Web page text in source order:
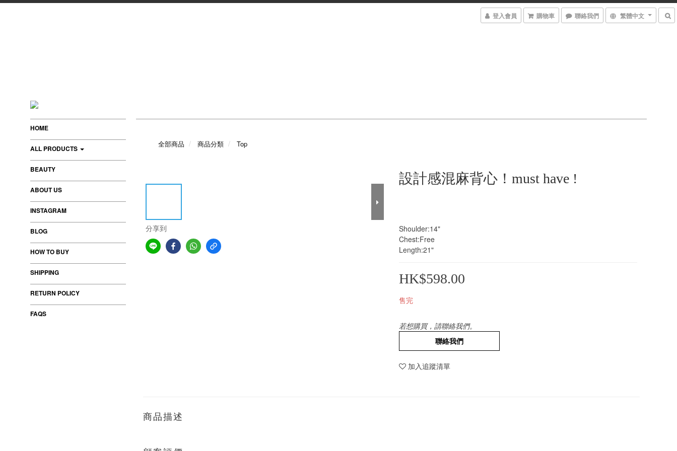
登入會員 購物車 聯絡我們 繁體中文
HOME
ALL PRODUCTS
BEAUTY
ABOUT US
INSTAGRAM
BLOG
HOW TO BUY
SHIPPING
RETURN POLICY
FAQS
全部商品 商品分類 Top
分享到
設計感混麻背心！must have !
Shoulder:14"
Chest:Free
Length:21"
HK$598.00
售完
若想購買，請聯絡我們。
聯絡我們
加入追蹤清單
商品描述